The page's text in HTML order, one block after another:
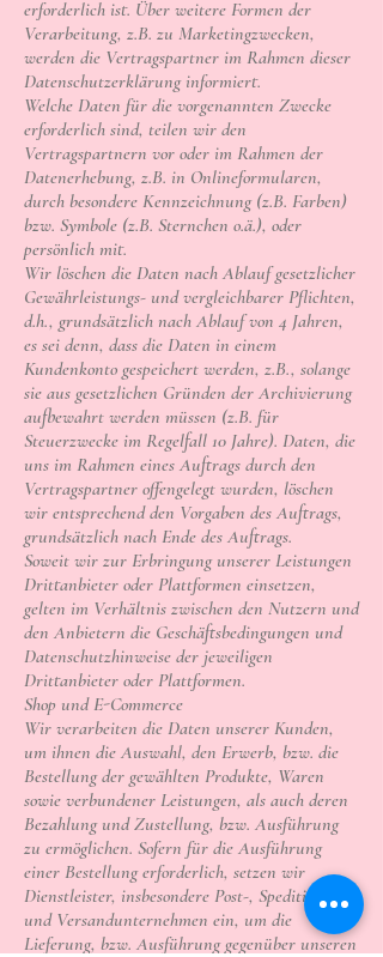
erforderlich ist. Über weitere Formen der
Verarbeitung, z.B. zu Marketingzwecken,
werden die Vertragspartner im Rahmen dieser
Datenschutzerklärung informiert.
Welche Daten für die vorgenannten Zwecke
erforderlich sind, teilen wir den
Vertragspartnern vor oder im Rahmen der
Datenerhebung, z.B. in Onlineformularen,
durch besondere Kennzeichnung (z.B. Farben)
bzw. Symbole (z.B. Sternchen o.ä.), oder
persönlich mit.
Wir löschen die Daten nach Ablauf gesetzlicher
Gewährleistungs- und vergleichbarer Pflichten,
d.h., grundsätzlich nach Ablauf von 4 Jahren,
es sei denn, dass die Daten in einem
Kundenkonto gespeichert werden, z.B., solange
sie aus gesetzlichen Gründen der Archivierung
aufbewahrt werden müssen (z.B. für
Steuerzwecke im Regelfall 10 Jahre). Daten, die
uns im Rahmen eines Auftrags durch den
Vertragspartner offengelegt wurden, löschen
wir entsprechend den Vorgaben des Auftrags,
grundsätzlich nach Ende des Auftrags.
Soweit wir zur Erbringung unserer Leistungen
Drittanbieter oder Plattformen einsetzen,
gelten im Verhältnis zwischen den Nutzern und
den Anbietern die Geschäftsbedingungen und
Datenschutzhinweise der jeweiligen
Drittanbieter oder Plattformen.
Shop und E-Commerce
Wir verarbeiten die Daten unserer Kunden,
um ihnen die Auswahl, den Erwerb, bzw. die
Bestellung der gewählten Produkte, Waren
sowie verbundener Leistungen, als auch deren
Bezahlung und Zustellung, bzw. Ausführung
zu ermöglichen. Sofern für die Ausführung
einer Bestellung erforderlich, setzen wir
Dienstleister, insbesondere Post-, Speditions-
und Versandunternehmen ein, um die
Lieferung, bzw. Ausführung gegenüber unseren